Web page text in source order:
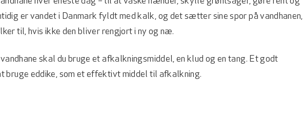
er vandet i Danmark fyldt med kalk, og det sætter sine spor på vandhanen,
til, hvis ikke den bliver rengjort i ny og næ.
skal du bruge et afkalkningsmiddel, en klud og en tang. Et godt
bruge eddike, som et effektivt middel til afkalkning.